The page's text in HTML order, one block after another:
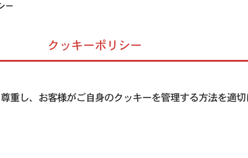
ー
クッキーポリシー
重し、お客様がご自身のクッキーを管理する方法を適